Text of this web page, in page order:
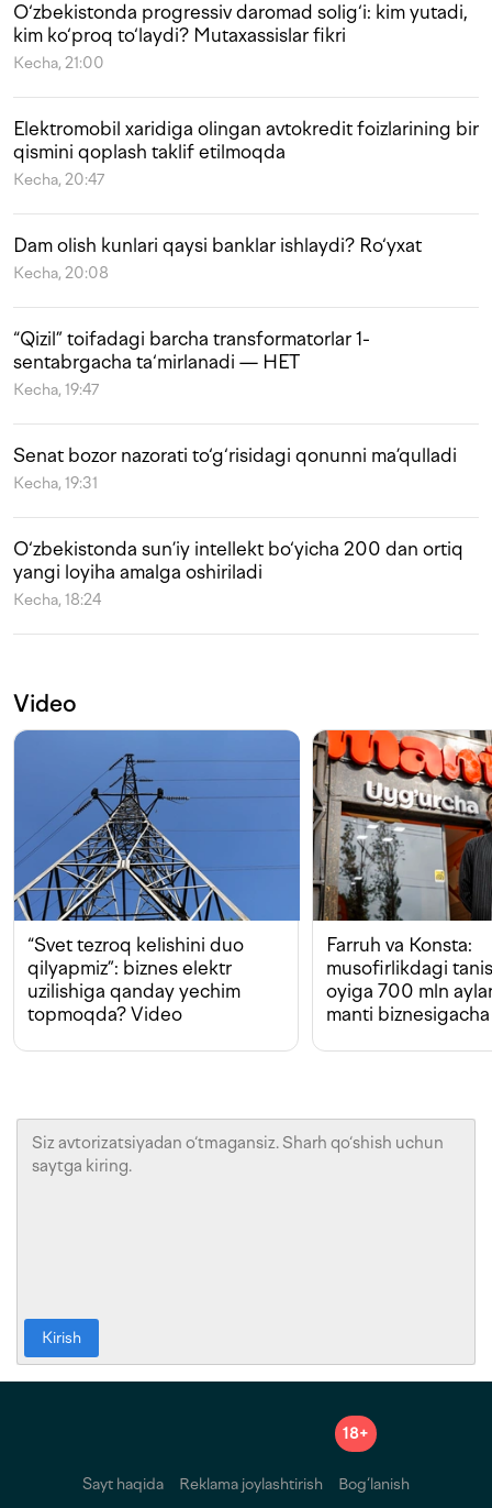
O‘zbekistonda progressiv daromad solig‘i: kim yutadi,
kim ko‘proq to‘laydi? Mutaxassislar fikri
Kecha, 21:00
Elektromobil xaridiga olingan avtokredit foizlarining bir
qismini qoplash taklif etilmoqda
Kecha, 20:47
Dam olish kunlari qaysi banklar ishlaydi? Ro‘yxat
Kecha, 20:08
“Qizil” toifadagi barcha transformatorlar 1-
sentabrgacha ta‘mirlanadi — HET
Kecha, 19:47
Senat bozor nazorati to‘g‘risidagi qonunni ma’qulladi
Kecha, 19:31
O‘zbekistonda sun’iy intellekt bo‘yicha 200 dan ortiq
yangi loyiha amalga oshiriladi
Kecha, 18:24
Video
“Svet tezroq kelishini duo
qilyapmiz”: biznes elektr
uzilishiga qanday yechim
topmoqda? Video
Farruh va Konsta:
musofirlikdagi
oyiga 700 mln
manti biznesigacha
Kirish
18+
Sayt haqida Reklama joylashtirish Bog‘lanish